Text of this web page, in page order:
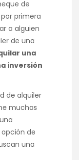
de
primera
a alguien
de una
una
inversión
de alquiler
muchas
de
una